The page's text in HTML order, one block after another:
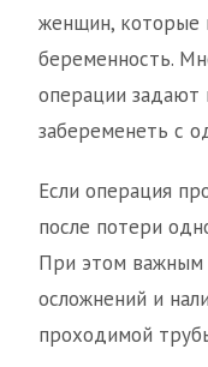
женщин, которые
беременность.
операции задают
забеременеть с
Если операция
после потери
При этом важным
осложнений и
проходимой